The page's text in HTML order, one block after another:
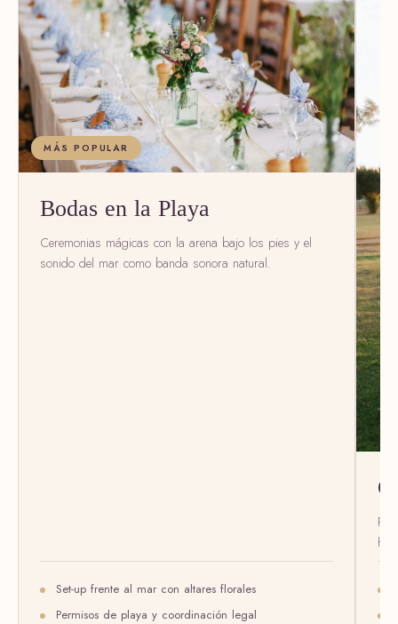
MÁS POPULAR
Bodas en la Playa
Ceremonias mágicas con la arena bajo los pies y el
sonido del mar como banda sonora natural.
Set-up frente al mar con altares florales
Permisos de playa y coordinación legal